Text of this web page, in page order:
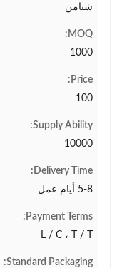
شيامن
MOQ:
1000
Price:
100
Supply Ability:
10000
Delivery Time:
5-8 أيام عمل
Payment Terms:
L / C ، T / T
Standard Packaging: